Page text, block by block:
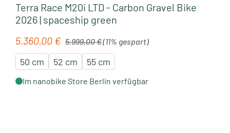
Terra Race M20i LTD - Carbon Gravel Bike
2026 | spaceship green
Verkaufspreis:
5.360,00 € Regulärer Preis:
5.999,00 €(11% gespart)
50 cm 52 cm 55 cm
Im nanobike Store Berlin verfügbar